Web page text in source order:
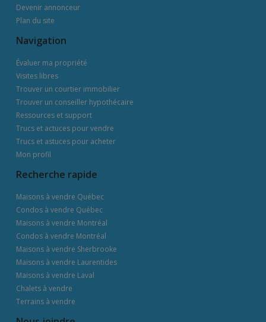
Devenir annonceur
Plan du site
Navigation
Évaluer ma propriété
Visites libres
Trouver un courtier immobilier
Trouver un conseiller hypothécaire
Ressources et support
Trucs et actuces pour vendre
Trucs et astuces pour acheter
Mon profil
Recherche rapide
Maisons à vendre Québec
Condos à vendre Québec
Maisons à vendre Montréal
Condos à vendre Montréal
Maisons à vendre Sherbrooke
Maisons à vendre Laurentides
Maisons à vendre Laval
Chalets à vendre
Terrains à vendre